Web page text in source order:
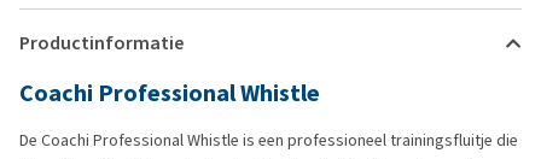
Productinformatie
Coachi Professional Whistle
De Coachi Professional Whistle is een professioneel trainingsfluitje die